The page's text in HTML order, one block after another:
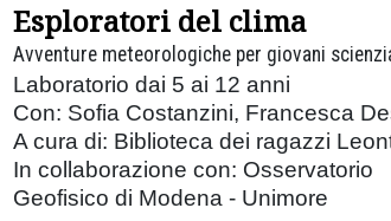
Esploratori del clima
Avventure meteorologiche per giovani
Laboratorio dai 5 ai 12 anni
Con: Sofia Costanzini, Francesca
A cura di: Biblioteca dei ragazzi
In collaborazione con: Osservatorio
Geofisico di Modena - Unimore